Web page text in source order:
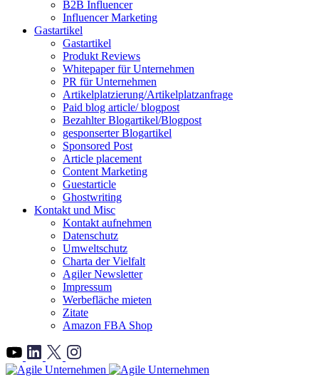
B2B Influencer
Influencer Marketing
Gastartikel
Gastartikel
Produkt Reviews
Whitepaper für Unternehmen
PR für Unternehmen
Artikelplatzierung/Artikelplatzanfrage
Paid blog article/ blogpost
Bezahlter Blogartikel/Blogpost
gesponserter Blogartikel
Sponsored Post
Article placement
Content Marketing
Guestarticle
Ghostwriting
Kontakt und Misc
Kontakt aufnehmen
Datenschutz
Umweltschutz
Charta der Vielfalt
Agiler Newsletter
Impressum
Werbefläche mieten
Zitate
Amazon FBA Shop
">